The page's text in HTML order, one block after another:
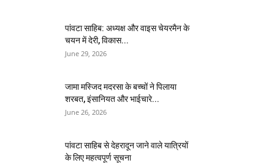
पांवटा साहिब: अध्यक्ष और वाइस चेयरमैन के
चयन में देरी, विकास...
June 29, 2026
जामा मस्जिद मदरसा के बच्चों ने पिलाया
शरबत, इंसानियत और भाईचारे...
June 26, 2026
पांवटा साहिब से देहरादून जाने वाले यात्रियों
के लिए महत्वपूर्ण सूचना